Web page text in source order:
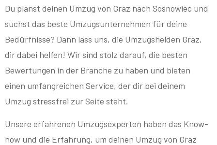
Du planst deinen Umzug von Graz nach Sosnowiec und
suchst das beste Umzugsunternehmen für deine
Bedürfnisse? Dann lass uns, die Umzugshelden Graz,
dir dabei helfen! Wir sind stolz darauf, die besten
Bewertungen in der Branche zu haben und bieten
einen umfangreichen Service, der dir bei deinem
Umzug stressfrei zur Seite steht.
Unsere erfahrenen Umzugsexperten haben das Know-
how und die Erfahrung, um deinen Umzug von Graz